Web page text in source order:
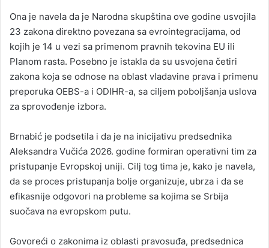
Ona je navela da je Narodna skupština ove godine usvojila
23 zakona direktno povezana sa evrointegracijama, od
kojih je 14 u vezi sa primenom pravnih tekovina EU ili
Planom rasta. Posebno je istakla da su usvojena četiri
zakona koja se odnose na oblast vladavine prava i primenu
preporuka OEBS-a i ODIHR-a, sa ciljem poboljšanja uslova
za sprovođenje izbora.
Brnabić je podsetila i da je na inicijativu predsednika
Aleksandra Vučića 2026. godine formiran operativni tim za
pristupanje Evropskoj uniji. Cilj tog tima je, kako je navela,
da se proces pristupanja bolje organizuje, ubrza i da se
efikasnije odgovori na probleme sa kojima se Srbija
suočava na evropskom putu.
Govoreći o zakonima iz oblasti pravosuđa, predsednica